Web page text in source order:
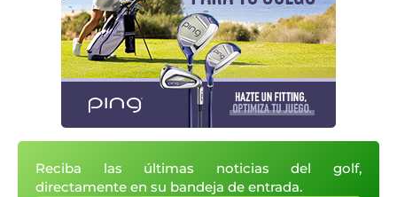
Reciba las últimas noticias del golf,
directamente en su bandeja de entrada.